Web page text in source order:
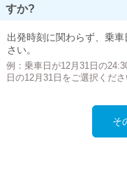
すか?
出発時刻に関わらず、乗
さい。
例：乗車日が12月31日の
日の12月31日をご選択くださ
そ